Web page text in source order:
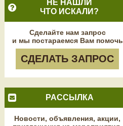
НЕ НАШЛИ
ЧТО ИСКАЛИ?
Сделайте нам запрос
и мы постараемся Вам помочь
СДЕЛАТЬ ЗАПРОС
РАССЫЛКА
Новости, объявления, акции,